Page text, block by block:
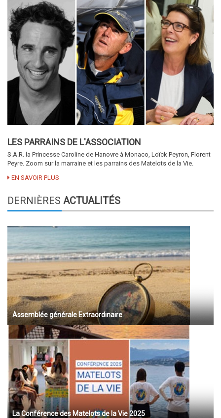
LES PARRAINS DE L'ASSOCIATION
S.A.R. la Princesse Caroline de Hanovre à Monaco, Loïck Peyron, Florent
Peyre. Zoom sur la marraine et les parrains des Matelots de la Vie.
EN SAVOIR PLUS
DERNIÈRES ACTUALITÉS
Assemblée générale Extraordinaire
La Conférence des Matelots de la Vie 2025